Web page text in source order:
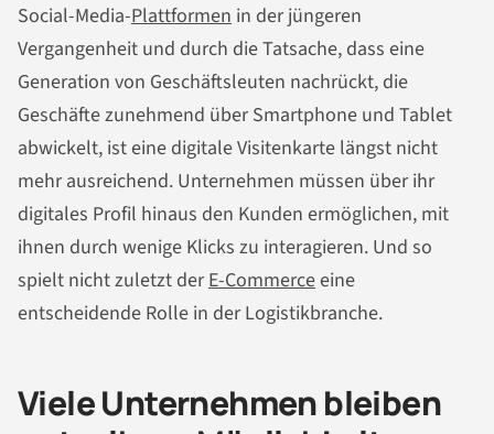
Social-Media-Plattformen in der jüngeren
Vergangenheit und durch die Tatsache, dass eine
Generation von Geschäftsleuten nachrückt, die
Geschäfte zunehmend über Smartphone und Tablet
abwickelt, ist eine digitale Visitenkarte längst nicht
mehr ausreichend. Unternehmen müssen über ihr
digitales Profil hinaus den Kunden ermöglichen, mit
ihnen durch wenige Klicks zu interagieren. Und so
spielt nicht zuletzt derE-Commerceeine
entscheidende Rolle in der Logistikbranche.
Viele Unternehmen bleiben